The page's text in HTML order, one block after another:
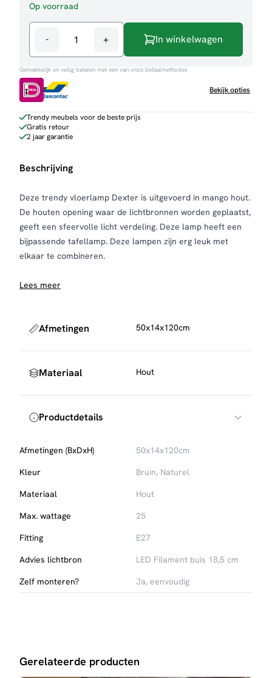
Op voorraad
-
Vloerlamp
Dexter
aantal
+ In winkelwagen
Gemakkelijk en veilig betalen met een van onze betaalmethodes
Bekijk opties
Trendy meubels voor de beste prijs
Gratis retour
2 jaar garantie
Beschrijving
Deze trendy vloerlamp Dexter is uitgevoerd in mango hout.
De houten opening waar de lichtbronnen worden geplaatst,
geeft een sfeervolle licht verdeling. Deze lamp heeft een
bijpassende tafellamp. Deze lampen zijn erg leuk met
elkaar te combineren.
Lees meer
Afmetingen 50x14x120cm
Materiaal Hout
Productdetails
Afmetingen (BxDxH)
50x14x120cm
Kleur
Bruin, Naturel
Materiaal
Hout
Max. wattage
25
Fitting
E27
Advies lichtbron
LED Filament buis 18,5 cm
Zelf monteren?
Ja, eenvoudig
Gerelateerde producten